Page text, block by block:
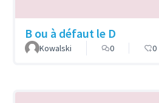
B ou à défaut le D
Kowalski 0 0